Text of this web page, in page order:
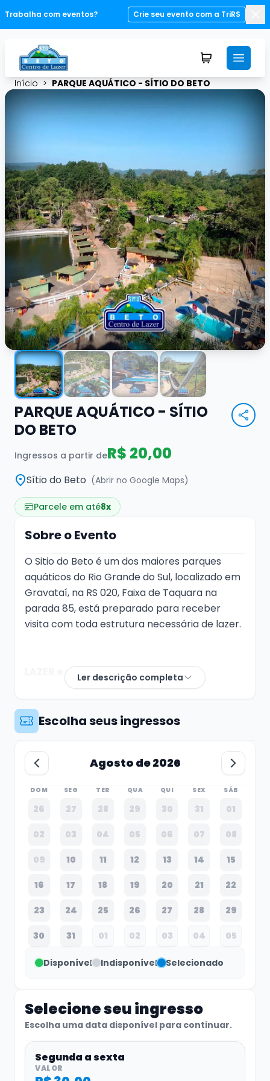
Trabalha com eventos?
Crie seu evento com a TriRS
Início > PARQUE AQUÁTICO - SÍTIO DO BETO
PARQUE AQUÁTICO - SÍTIO
DO BETO
Ingressos a partir deR$ 20,00
Sítio do Beto (Abrir no Google Maps)
Parcele em até8x
Sobre o Evento
O Sitio do Beto é um dos maiores parques
aquáticos do Rio Grande do Sul, localizado em
Gravataí, na RS 020, Faixa de Taquara na
parada 85, está preparado para receber
visita com toda estrutura necessária de lazer.
LAZER e atividades
Vôlei de areia e futebol de areia;
19 Piscinas adulto e 04 infantil, 04 tobo
águas adulto e 02 infantil,
tirolesa
Ler descrição completa
Escolha seus ingressos
Agosto de 2026
DOM SEG TER QUA QUI SEX SÁB
26 27 28 29 30 31 01
02 03 04 05 06 07 08
09 10 11 12 13 14 15
16 17 18 19 20 21 22
23 24 25 26 27 28 29
30 31 01 02 03 04 05
Disponível Indisponível Selecionado
Selecione seu ingresso
Escolha uma data disponível para continuar.
Segunda a sexta
VALOR